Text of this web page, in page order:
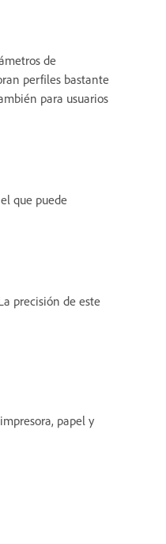
de
perfiles bastante
para usuarios
que puede
precisión de este
papel y